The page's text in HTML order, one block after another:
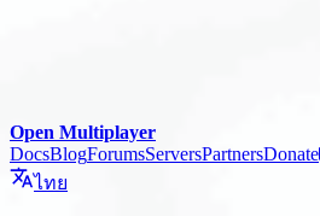
Open Multiplayer
DocsBlogForumsServersPartnersDonate
ไทย